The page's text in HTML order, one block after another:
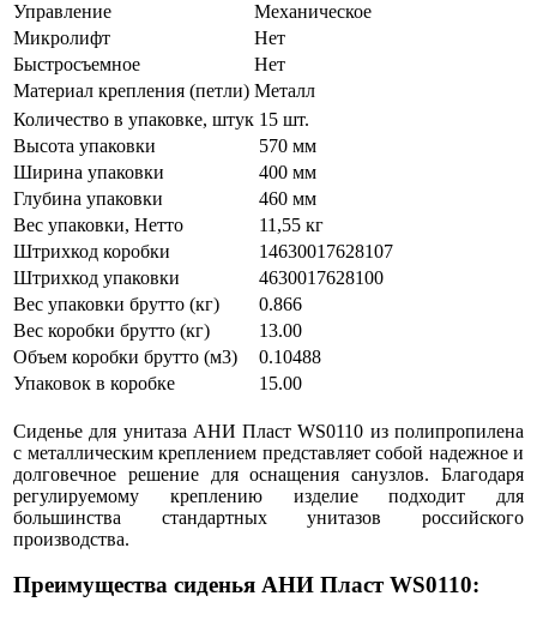
Управление
Механическое
Микролифт
Нет
Быстросъемное
Нет
Материал крепления (петли) Металл
Количество в упаковке, штук 15 шт.
Высота упаковки
570 мм
Ширина упаковки
400 мм
Глубина упаковки
460 мм
Вес упаковки, Нетто
11,55 кг
Штрихкод коробки
14630017628107
Штрихкод упаковки
4630017628100
Вес упаковки брутто (кг)
0.866
Вес коробки брутто (кг)
13.00
Объем коробки брутто (м3)
0.10488
Упаковок в коробке
15.00
Сиденье для унитаза АНИ Пласт WS0110 из полипропилена
с металлическим креплением представляет собой надежное и
долговечное решение для оснащения санузлов. Благодаря
регулируемому креплению изделие подходит для
большинства стандартных унитазов российского
производства.
Преимущества сиденья АНИ Пласт WS0110: